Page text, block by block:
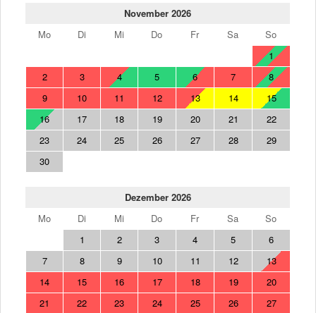
November 2026
Mo
Di Mi Do Fr Sa
So
1
2
3 4 5 6 7
8
9
10 11 12 13 14
15
16
17 18 19 20 21
22
23
24 25 26 27 28
29
30
Dezember 2026
Mo
Di Mi Do Fr Sa
So
1
2 3 4 5
6
7
8 9 10 11 12
13
14
15 16 17 18 19
20
21
22 23 24 25 26 27